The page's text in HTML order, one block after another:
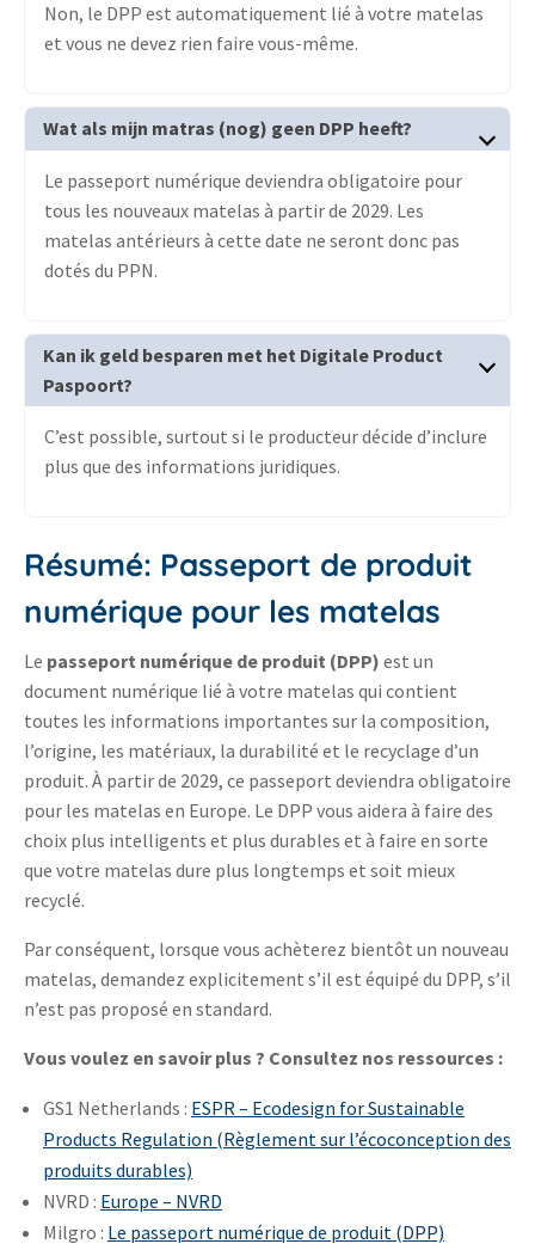
Non, le DPP est automatiquement lié à votre matelas
et vous ne devez rien faire vous-même.
Wat als mijn matras (nog) geen DPP heeft?
Le passeport numérique deviendra obligatoire pour
tous les nouveaux matelas à partir de 2029. Les
matelas antérieurs à cette date ne seront donc pas
dotés du PPN.
Kan ik geld besparen met het Digitale Product
Paspoort?
C’est possible, surtout si le producteur décide d’inclure
plus que des informations juridiques.
Résumé: Passeport de produit
numérique pour les matelas
Le passeport numérique de produit (DPP) est un
document numérique lié à votre matelas qui contient
toutes les informations importantes sur la composition,
l’origine, les matériaux, la durabilité et le recyclage d’un
produit. À partir de 2029, ce passeport deviendra obligatoire
pour les matelas en Europe. Le DPP vous aidera à faire des
choix plus intelligents et plus durables et à faire en sorte
que votre matelas dure plus longtemps et soit mieux
recyclé.
Par conséquent, lorsque vous achèterez bientôt un nouveau
matelas, demandez explicitement s’il est équipé du DPP, s’il
n’est pas proposé en standard.
Vous voulez en savoir plus ? Consultez nos ressources :
GS1 Netherlands : ESPR – Ecodesign for Sustainable
Products Regulation (Règlement sur l’écoconception des
produits durables)
NVRD : Europe – NVRD
Milgro : Le passeport numérique de produit (DPP)